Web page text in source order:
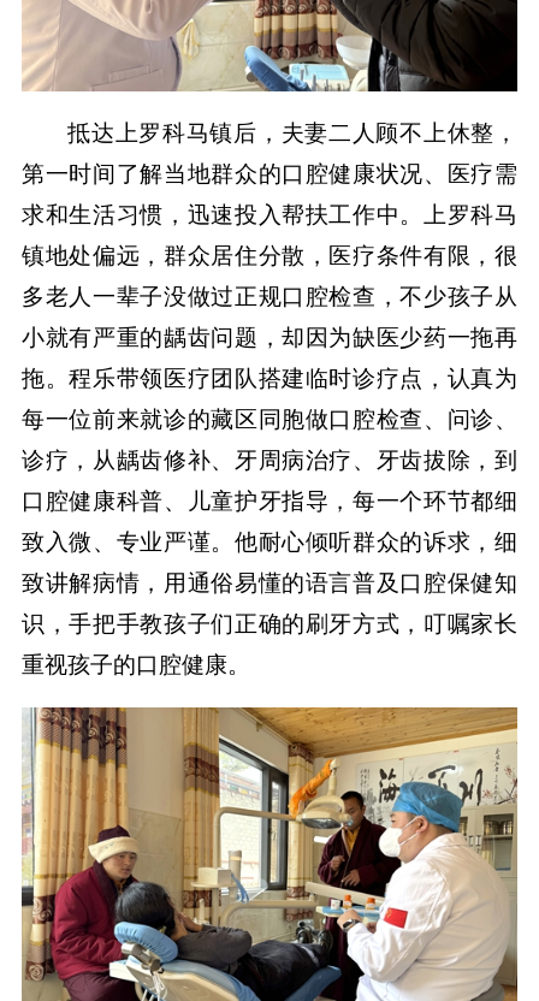
抵达上罗科马镇后，夫妻二人顾不上休整，
第一时间了解当地群众的口腔健康状况、医疗需
求和生活习惯，迅速投入帮扶工作中。上罗科马
镇地处偏远，群众居住分散，医疗条件有限，很
多老人一辈子没做过正规口腔检查，不少孩子从
小就有严重的龋齿问题，却因为缺医少药一拖再
拖。程乐带领医疗团队搭建临时诊疗点，认真为
每一位前来就诊的藏区同胞做口腔检查、问诊、
诊疗，从龋齿修补、牙周病治疗、牙齿拔除，到
口腔健康科普、儿童护牙指导，每一个环节都细
致入微、专业严谨。他耐心倾听群众的诉求，细
致讲解病情，用通俗易懂的语言普及口腔保健知
识，手把手教孩子们正确的刷牙方式，叮嘱家长
重视孩子的口腔健康。